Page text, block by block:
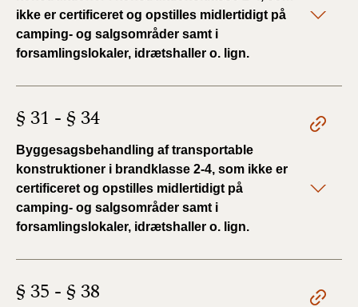
ikke er certificeret og opstilles midlertidigt på
camping- og salgsområder samt i
forsamlingslokaler, idrætshaller o. lign.
§ 31 - § 34
Byggesagsbehandling af transportable
konstruktioner i brandklasse 2-4, som ikke er
certificeret og opstilles midlertidigt på
camping- og salgsområder samt i
forsamlingslokaler, idrætshaller o. lign.
§ 35 - § 38